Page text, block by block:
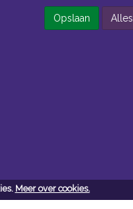
Meer over cookies.
Opslaan